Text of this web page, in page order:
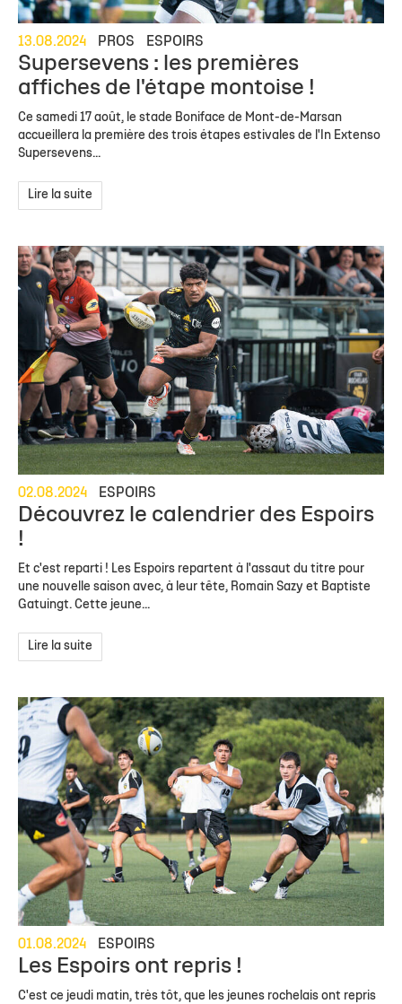
13.08.2024 PROS ESPOIRS
Supersevens : les premières
affiches de l'étape montoise !
Ce samedi 17 août, le stade Boniface de Mont-de-Marsan
accueillera la première des trois étapes estivales de l'In Extenso
Supersevens...
Lire la suite
02.08.2024 ESPOIRS
Découvrez le calendrier des Espoirs
!
Et c'est reparti ! Les Espoirs repartent à l'assaut du titre pour
une nouvelle saison avec, à leur tête, Romain Sazy et Baptiste
Gatuingt. Cette jeune...
Lire la suite
01.08.2024 ESPOIRS
Les Espoirs ont repris !
C'est ce jeudi matin, très tôt, que les jeunes rochelais ont repris